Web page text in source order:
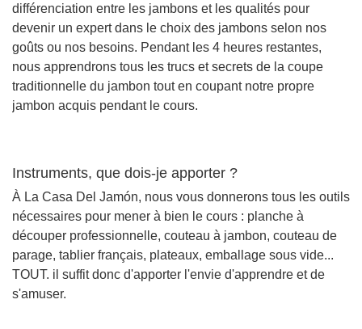
différenciation entre les jambons et les qualités pour
devenir un expert dans le choix des jambons selon nos
goûts ou nos besoins. Pendant les 4 heures restantes,
nous apprendrons tous les trucs et secrets de la coupe
traditionnelle du jambon tout en coupant notre propre
jambon acquis pendant le cours.
Instruments, que dois-je apporter ?
À La Casa Del Jamón, nous vous donnerons tous les outils
nécessaires pour mener à bien le cours : planche à
découper professionnelle, couteau à jambon, couteau de
parage, tablier français, plateaux, emballage sous vide...
TOUT. il suffit donc d'apporter l'envie d'apprendre et de
s'amuser.